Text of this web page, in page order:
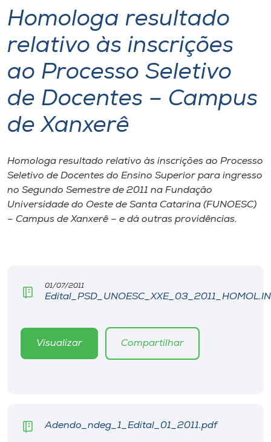
Internacionalização
I.nova
Diplomados
Cultura
CPA
Biblioteca
Unoesc
Store
o idioma
Homologa resultado
relativo às inscrições
ao Processo Seletivo
de Docentes – Campus
de Xanxerê
Homologa resultado relativo às inscrições ao Processo
Seletivo de Docentes do Ensino Superior para ingresso
no Segundo Semestre de 2011 na Fundação
Universidade do Oeste de Santa Catarina (FUNOESC)
– Campus de Xanxerê – e dá outras providências.
01/07/2011
Visualizar Compartilhar
Adendo_ndeg_1_Edital_01_2011.pdf